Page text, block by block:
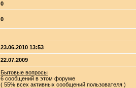
0
0
23.06.2010 13:53
22.07.2009
Бытовые вопросы
6 сообщений в этом форуме
( 55% всех активных сообщений пользователя )